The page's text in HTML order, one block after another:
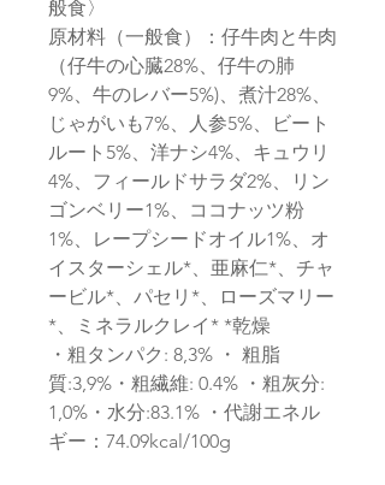
般食〉
原材料（一般食）：仔牛肉と牛肉
（仔牛の心臓28%、仔牛の肺
9%、牛のレバー5%)、煮汁28%、
じゃがいも7%、人参5%、ビート
ルート5%、洋ナシ4%、キュウリ
4%、フィールドサラダ2%、リン
ゴンベリー1%、ココナッツ粉
1%、レープシードオイル1%、オ
イスターシェル*、亜麻仁*、チャ
ービル*、パセリ*、ローズマリー
*、ミネラルクレイ* *乾燥
・粗タンパク: 8,3% ・ 粗脂
質:3,9%・粗繊維: 0.4% ・粗灰分:
1,0%・水分:83.1% ・代謝エネル
ギー：74.09kcal/100g